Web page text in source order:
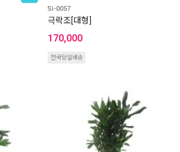
Si-0057
극락조[대형]
170,000
전국당일배송